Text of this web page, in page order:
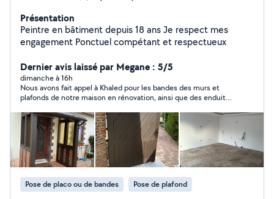
Présentation
Peintre en bâtiment depuis 18 ans Je respect mes
engagement Ponctuel compétant et respectueux
Dernier avis laissé par Megane : 5/5
dimanche à 16h
Nous avons fait appel à Khaled pour les bandes des murs et
plafonds de notre maison en rénovation, ainsi que des enduits
personnes que je recommande fortement. Très professionnels,
cherchant des solutions au moindre soucis technique, très
serviables, à l'écoute, arrangeant. Merci pour tout, nous
sommes ravis !
Pose de placo ou de bandes Pose de plafond